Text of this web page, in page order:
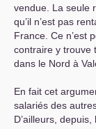
vendue. La seule
qu’il n’est pas
France. Ce n’est
contraire y trouve
dans le Nord à
En fait cet
salariés des
D’ailleurs,